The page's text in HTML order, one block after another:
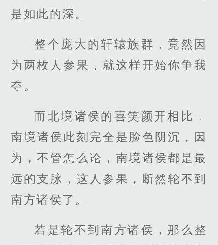
是如此的深。
整个庞大的轩辕族群，竟然因
为两枚人参果，就这样开始你争我
夺。
而北境诸侯的喜笑颜开相比，
南境诸侯此刻完全是脸色阴沉，因
为，不管怎么论，南境诸侯都是最
远的支脉，这人参果，断然轮不到
南方诸侯了。
若是轮不到南方诸侯，那么整